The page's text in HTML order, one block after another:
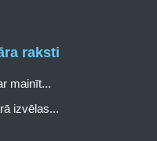
raksti
mainīt...
izvēlas...